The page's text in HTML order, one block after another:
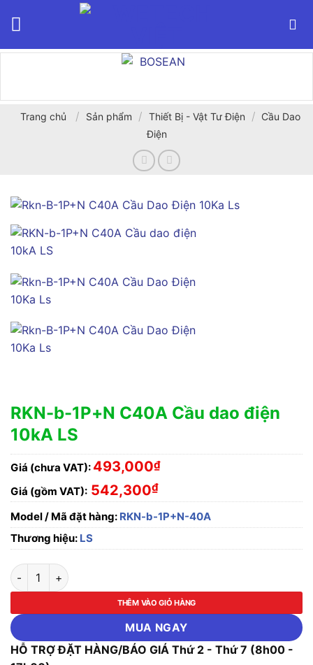
Trang chủ / Sản phẩm / Thiết Bị - Vật Tư Điện / Cầu Dao
Điện
RKN-b-1P+N C40A Cầu dao điện
10kA LS
Giá (chưa VAT): 493,000₫
Giá (gồm VAT): 542,300₫
Model / Mã đặt hàng: RKN-b-1P+N-40A
Thương hiệu: LS
RKN-b-1P+N C40A Cầu dao điện 10kA LS số lượng
THÊM VÀO GIỎ HÀNG
MUA NGAY
HỖ TRỢ ĐẶT HÀNG/BÁO GIÁ Thứ 2 - Thứ 7 (8h00 -